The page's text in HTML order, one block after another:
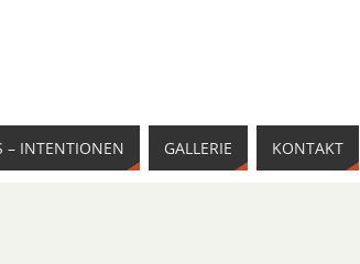
– INTENTIONEN GALLERIE KONTAKT